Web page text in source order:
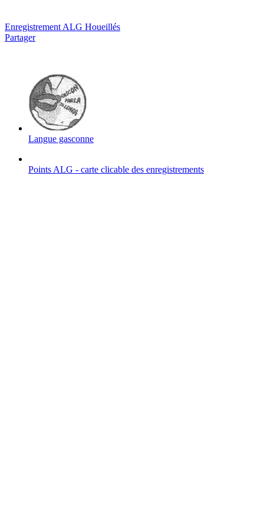
Enregistrement ALG Houeillés
Partager
Langue gasconne
Points ALG - carte clicable des enregistrements